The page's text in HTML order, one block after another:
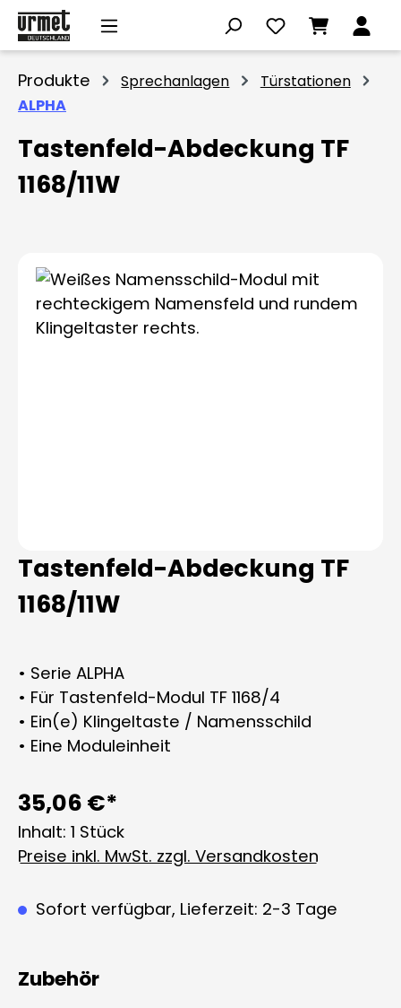
Zum Hauptinhalt springen
Produkte Sprechanlagen
Türstationen
ALPHA
Tastenfeld-Abdeckung TF
1168/11W
Bildergalerie überspringen
Tastenfeld-Abdeckung TF
1168/11W
• Serie ALPHA
• Für Tastenfeld-Modul TF 1168/4
• Ein(e) Klingeltaste / Namensschild
• Eine Moduleinheit
35,06 €*
Inhalt: 1 Stück
Preise inkl. MwSt. zzgl. Versandkosten
Sofort verfügbar, Lieferzeit: 2-3 Tage
Zubehör